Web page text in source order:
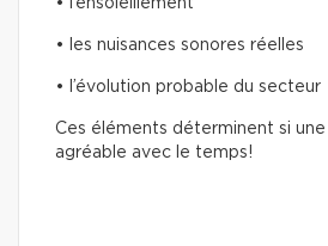
• les nuisances sonores réelles
• l’évolution probable du secteur
Ces éléments déterminent si
agréable avec le temps!